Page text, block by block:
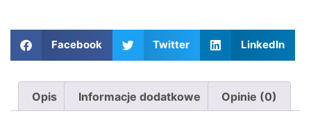
Facebook Twitter LinkedIn
Opis Informacje dodatkowe Opinie (0)